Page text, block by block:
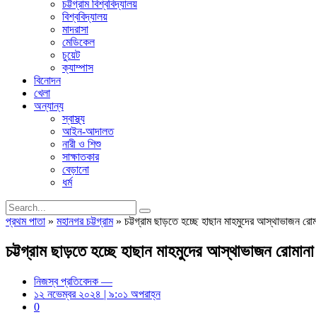
চট্টগ্রাম বিশ্ববিদ্যালয়
বিশ্ববিদ্যালয়
মাদরাসা
মেডিকেল
চুয়েট
ক্যাম্পাস
বিনোদন
খেলা
অন্যান্য
স্বাস্থ্য
আইন-আদালত
নারী ও শিশু
সাক্ষাতকার
বেড়ানো
ধর্ম
প্রথম পাতা » মহানগর চট্টগ্রাম» চট্টগ্রাম ছাড়তে হচ্ছে হাছান মাহমুদের আস্থাভাজন
চট্টগ্রাম ছাড়তে হচ্ছে হাছান মাহমুদের আস্থাভাজন
নিজস্ব প্রতিবেদক —
১২ নভেম্বর ২০২৪ | ৯:০১ অপরাহ্ন
0